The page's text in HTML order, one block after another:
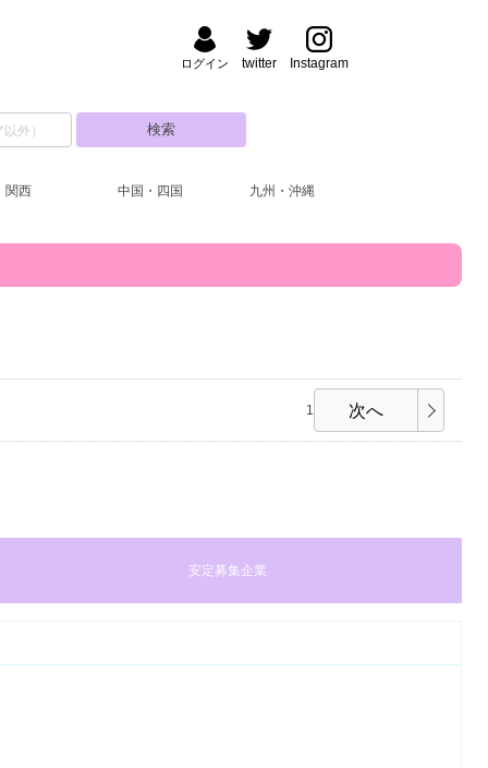
Instagram
twitter
ログイン
関西 中国・四国 九州・沖縄
1 次へ
安定募集企業